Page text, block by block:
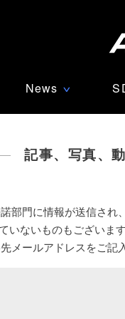
News ∨
記事、写真、
部門に情報が送信され
いないものもございま
メールアドレスをご記